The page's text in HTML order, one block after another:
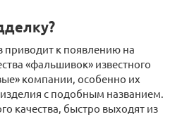
приводит к появлению на
«фальшивок» известного
компании, особенно их
с подобным названием.
качества, быстро выходят из